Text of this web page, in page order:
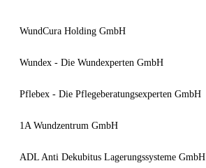
WundCura Holding GmbH
Wundex - Die Wundexperten GmbH
Pflebex - Die Pflegeberatungsexperten GmbH
1A Wundzentrum GmbH
ADL Anti Dekubitus Lagerungssysteme GmbH